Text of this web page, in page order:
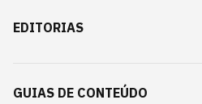
EDITORIAS
GUIAS DE CONTEÚDO